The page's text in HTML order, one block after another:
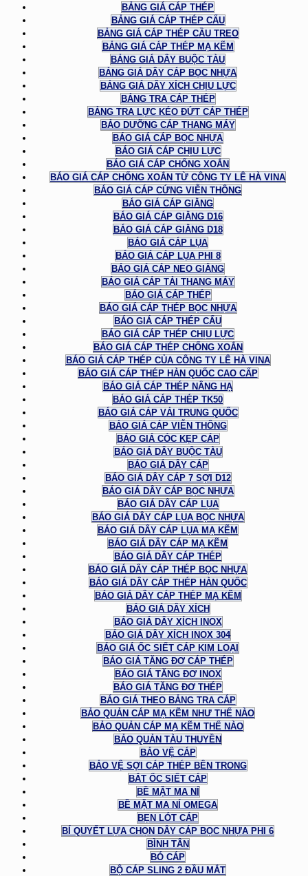
BẢNG GIÁ CÁP THÉP
BẢNG GIÁ CÁP THÉP CẨU
BẢNG GIÁ CÁP THÉP CẦU TREO
BẢNG GIÁ CÁP THÉP MẠ KẼM
BẢNG GIÁ DÂY BUỘC TÀU
BẢNG GIÁ DÂY CÁP BỌC NHỰA
BẢNG GIÁ DÂY XÍCH CHỊU LỰC
BẢNG TRA CÁP THÉP
BẢNG TRA LỰC KÉO ĐỨT CÁP THÉP
BẢO DƯỠNG CÁP THANG MÁY
BÁO GIÁ CÁP BỌC NHỰA
BÁO GIÁ CÁP CHỊU LỰC
BÁO GIÁ CÁP CHỐNG XOẮN
BÁO GIÁ CÁP CHỐNG XOẮN TỪ CÔNG TY LÊ HÀ VINA
BÁO GIÁ CÁP CỨNG VIỄN THÔNG
BÁO GIÁ CÁP GIẰNG
BÁO GIÁ CÁP GIẰNG D16
BÁO GIÁ CÁP GIẰNG D18
BÁO GIÁ CÁP LỤA
BÁO GIÁ CÁP LỤA PHI 8
BÁO GIÁ CÁP NEO GIẰNG
BÁO GIÁ CÁP TẢI THANG MÁY
BÁO GIÁ CÁP THÉP
BÁO GIÁ CÁP THÉP BỌC NHỰA
BÁO GIÁ CÁP THÉP CẨU
BÁO GIÁ CÁP THÉP CHỊU LỰC
BÁO GIÁ CÁP THÉP CHỐNG XOẮN
BÁO GIÁ CÁP THÉP CỦA CÔNG TY LÊ HÀ VINA
BÁO GIÁ CÁP THÉP HÀN QUỐC CAO CẤP
BÁO GIÁ CÁP THÉP NÂNG HẠ
BÁO GIÁ CÁP THÉP TK50
BÁO GIÁ CÁP VẢI TRUNG QUỐC
BÁO GIÁ CÁP VIỄN THÔNG
BÁO GIÁ CÓC KẸP CÁP
BÁO GIÁ DÂY BUỘC TÀU
BÁO GIÁ DÂY CÁP
BÁO GIÁ DÂY CÁP 7 SỢI D12
BÁO GIÁ DÂY CÁP BỌC NHỰA
BÁO GIÁ DÂY CÁP LỤA
BÁO GIÁ DÂY CÁP LỤA BỌC NHỰA
BÁO GIÁ DÂY CÁP LỤA MẠ KẼM
BÁO GIÁ DÂY CÁP MẠ KẼM
BÁO GIÁ DÂY CÁP THÉP
BÁO GIÁ DÂY CÁP THÉP BỌC NHỰA
BÁO GIÁ DÂY CÁP THÉP HÀN QUỐC
BÁO GIÁ DÂY CÁP THÉP MẠ KẼM
BÁO GIÁ DÂY XÍCH
BÁO GIÁ DÂY XÍCH INOX
BÁO GIÁ DÂY XÍCH INOX 304
BÁO GIÁ ỐC SIẾT CÁP KIM LOẠI
BÁO GIÁ TĂNG ĐƠ CÁP THÉP
BÁO GIÁ TĂNG ĐƠ INOX
BÁO GIÁ TĂNG ĐƠ THÉP
BÁO GIÁ THEO BẢNG TRA CÁP
BẢO QUẢN CÁP MẠ KẼM NHƯ THẾ NÀO
BẢO QUẢN CÁP MẠ KẼM THẾ NÀO
BẢO QUẢN TÀU THUYỀN
BẢO VỆ CÁP
BẢO VỆ SỢI CÁP THÉP BÊN TRONG
BẮT ỐC SIẾT CÁP
BỀ MẶT MA NÍ
BỀ MẶT MA NÍ OMEGA
BẸN LÓT CÁP
BÍ QUYẾT LỰA CHỌN DÂY CÁP BỌC NHỰA PHI 6
BÌNH TÂN
BÓ CÁP
BỘ CÁP SLING 2 ĐẦU MẮT